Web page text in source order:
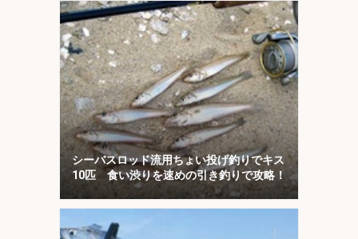
シーバスロッド流用ちょい投げ釣りでキス
10匹 食い渋りを速めの引き釣りで攻略！